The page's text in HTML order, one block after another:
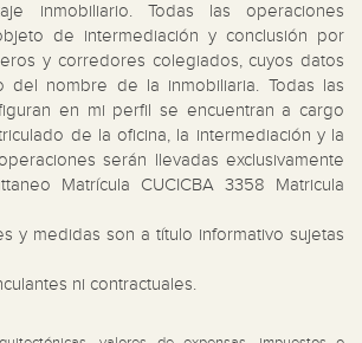
inmobiliario. Todas las operaciones
de intermediación y conclusión por
y corredores colegiados, cuyos datos
del nombre de la inmobiliaria. Todas las
en mi perfil se encuentran a cargo
de la oficina, la intermediación y la
serán llevadas exclusivamente
Matrícula CUCICBA 3358 Matricula
y medidas son a título informativo sujetas
ni contractuales.